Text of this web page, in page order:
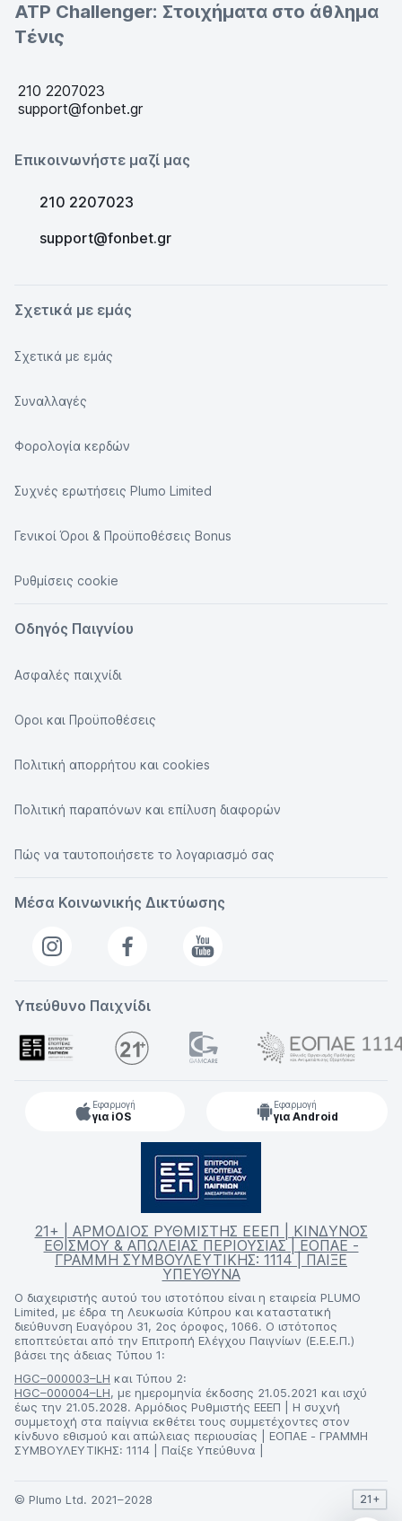
ATP Challenger: Στοιχήματα στο άθλημα
Τένις
210 2207023
support@fonbet.gr
Επικοινωνήστε μαζί μας
210 2207023
support@fonbet.gr
Σχετικά με εμάς
Σχετικά με εμάς
Συναλλαγές
Φορολογία κερδών
Συχνές ερωτήσεις Plumo Limited
Γενικοί Όροι & Προϋποθέσεις Bonus
Ρυθμίσεις cookie
Οδηγός Παιγνίου
Ασφαλές παιχνίδι
Οροι και Προϋποθέσεις
Πολιτική απορρήτου και cookies
Πολιτική παραπόνων και επίλυση διαφορών
Πώς να ταυτοποιήσετε το λογαριασμό σας
Μέσα Κοινωνικής Δικτύωσης
Υπεύθυνο Παιχνίδι
Εφαρμογή
για iOS
Εφαρμογή
για Android
21+ | ΑΡΜΟΔΙΟΣ ΡΥΘΜΙΣΤΗΣ ΕΕΕΠ | ΚΙΝΔΥΝΟΣ
ΕΘΙΣΜΟΥ & ΑΠΩΛΕΙΑΣ ΠΕΡΙΟΥΣΙΑΣ | ΕΟΠΑΕ -
ΓΡΑΜΜΗ ΣΥΜΒΟΥΛΕΥΤΙΚΗΣ: 1114 | ΠΑΙΞΕ
ΥΠΕΥΘΥΝΑ
Ο διαχειριστής αυτού του ιστοτόπου είναι η εταιρεία PLUMO
Limited, με έδρα τη Λευκωσία Κύπρου και καταστατική
διεύθυνση Ευαγόρου 31, 2ος όροφος, 1066. Ο ιστότοπος
εποπτεύεται από την Επιτροπή Ελέγχου Παιγνίων (Ε.Ε.Ε.Π.)
βάσει της άδειας Τύπου 1:
HGC–000003–LH και Τύπου 2:
HGC–000004–LH, με ημερομηνία έκδοσης 21.05.2021 και ισχύ
έως την 21.05.2028. Αρμόδιος Ρυθμιστής ΕΕΕΠ | Η συχνή
συμμετοχή στα παίγνια εκθέτει τους συμμετέχοντες στον
κίνδυνο εθισμού και απώλειας περιουσίας | ΕΟΠΑΕ - ΓΡΑΜΜΗ
ΣΥΜΒΟΥΛΕΥΤΙΚΗΣ: 1114 | Παίξε Υπεύθυνα |
© Plumo Ltd. 2021–2028 21+